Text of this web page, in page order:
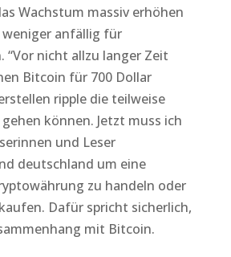
Wachstum massiv erhöhen
anfällig für
“Vor nicht allzu langer Zeit
Bitcoin für 700 Dollar
ripple die teilweise
können. Jetzt muss ich
und Leser
deutschland um eine
zu handeln oder
Dafür spricht sicherlich,
mit Bitcoin.